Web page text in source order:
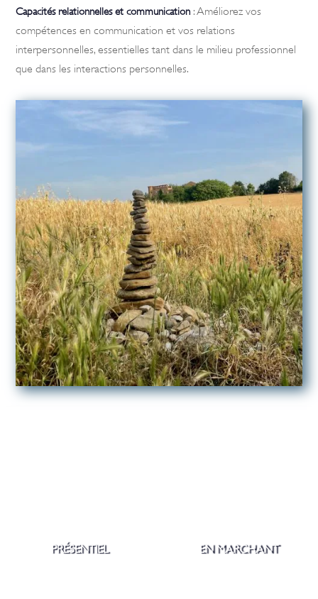
Capacités relationnelles et communication : Améliorez vos
compétences en communication et vos relations
interpersonnelles, essentielles tant dans le milieu professionnel
que dans les interactions personnelles.
PRÉSENTIEL EN MARCHANT